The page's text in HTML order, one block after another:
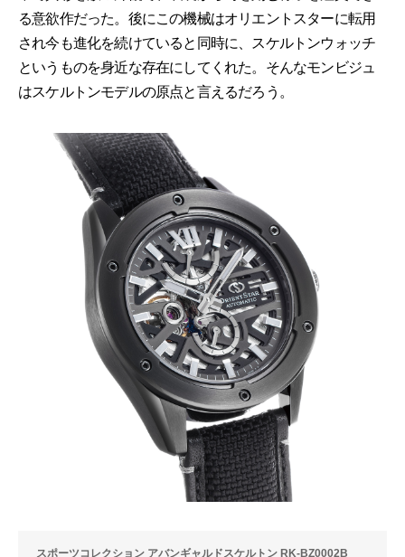
る意欲作だった。後にこの機械はオリエントスターに転用
され今も進化を続けていると同時に、スケルトンウォッチ
というものを身近な存在にしてくれた。そんなモンビジュ
はスケルトンモデルの原点と言えるだろう。
スポーツコレクション アバンギャルドスケルトン RK-BZ0002B